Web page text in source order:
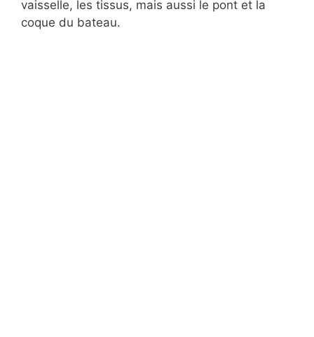
vaisselle, les tissus, mais aussi le pont et la
coque du bateau.